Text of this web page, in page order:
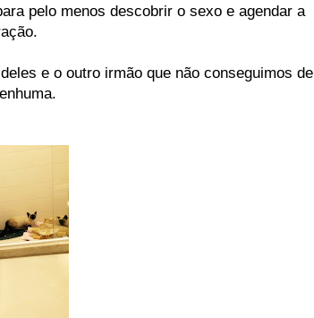
pelo menos descobrir o sexo e agendar a
e o outro irmão que não conseguimos de